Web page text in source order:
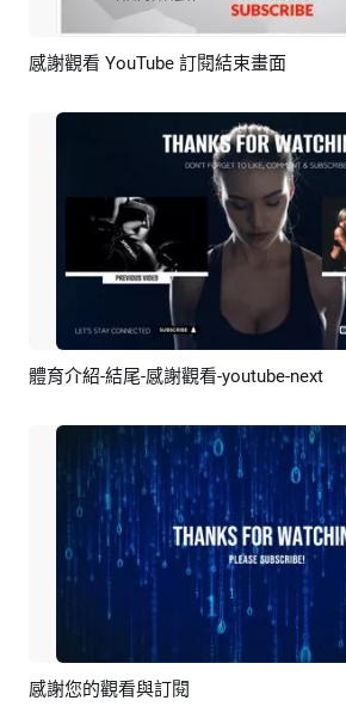
預覽
感謝觀看 YouTube 訂閱結束畫面
預覽 AI剪同款
體育介紹-結尾-感謝觀看-youtube-next
感謝您的觀看與訂閱